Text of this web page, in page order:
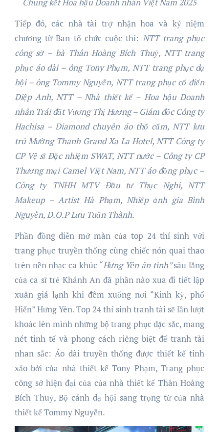
Chung kết Hoa hậu Doanh nhân Việt Nam 2025
Tiếp đó, các nhà tài trợ nhận hoa và kỷ niệm
chương từ Ban tổ chức cuộc thi: NTT trang phục
công sở – bà Thân Hoàng Bích Thuỷ, NTT trang
phục áo dài – ông Tony Phạm, NTT trang phục dạ
hội – ông Tommy Nguyễn, NTT trang phục cổ điển
Diệp Anh, NTT – Nhà thiết kế – Hoa hậu Doanh
nhân Trái đất Vương Thị Hương – Giám đốc Công ty
Hachisa – Diamond chuyên áo thổ cẩm,NTT lưu
trú Mường Thanh Grand Xa La Hotel,NTT Công ty
CP Vệ sĩ Đặc nhiệm SWAT, NTT nước – Công ty CP
Thương mại Camel Việt Nam, NTT áo đồng phục –
Công ty TNHH MTV Đầu tư Thục Nghi,NTT
Makeup – Artist Hà Phạm, Nhiếp ảnh gia Bình
Nguyễn, D.O.P Lưu Tuấn Thành.
Phần đồng diễn mở màn của top 24 thí sinh với
trang phục truyền thống cùng chiếc nón quai thao
trên nền nhạc ca khúc “Hưng Yên ân tình”sâu lắng
của ca sĩ trẻ Khánh An đã phần nào xua đi tiết lập
xuân giá lạnh khi đêm xuống nơi “Kinh kỳ, phố
Hiến” Hưng Yên. Top 24 thí sinh tranh tài sẽ lần lượt
khoác lên mình những bộ trang phục đặc sắc, mang
nét tinh tế và phong cách riêng biệt để tranh tài
nhan sắc: Áo dài truyền thống được thiết kế tinh
xảo bởi của nhà thiết kế Tony Phạm, Trang phục
công sở hiện đại của của nhà thiết kế Thân Hoàng
Bích Thuỷ, Bộ cánh dạ hội sang trọng từ của nhà
thiết kế Tommy Nguyễn.